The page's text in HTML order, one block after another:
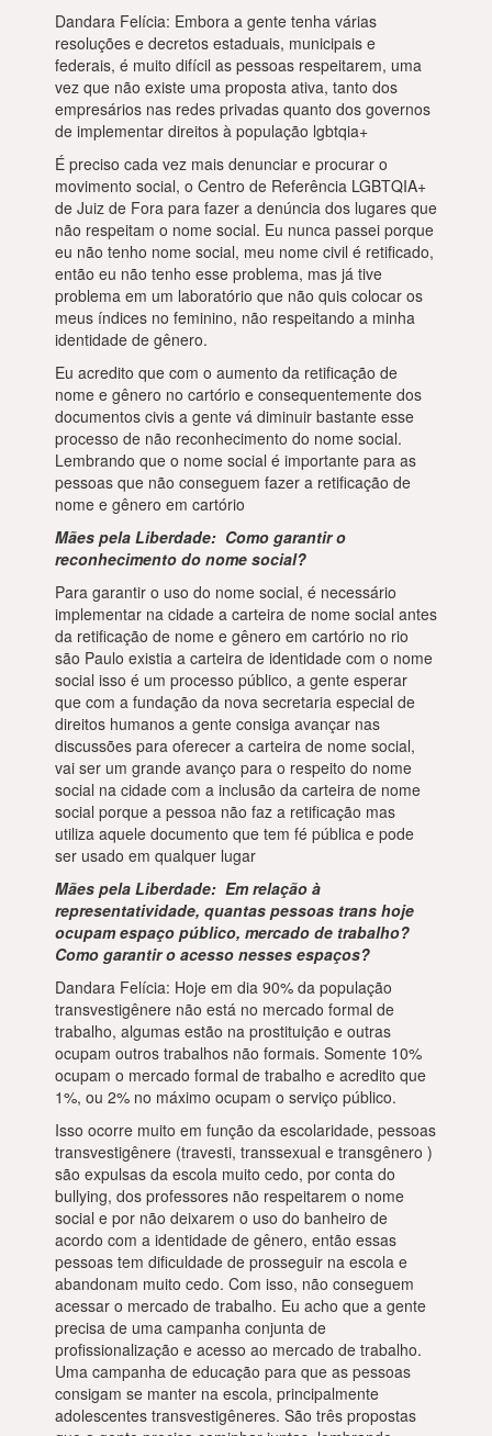
Dandara Felícia: Embora a gente tenha várias
resoluções e decretos estaduais, municipais e
federais, é muito difícil as pessoas respeitarem, uma
vez que não existe uma proposta ativa, tanto dos
empresários nas redes privadas quanto dos governos
de implementar direitos à população lgbtqia+
É preciso cada vez mais denunciar e procurar o
movimento social, o Centro de Referência LGBTQIA+
de Juiz de Fora para fazer a denúncia dos lugares que
não respeitam o nome social. Eu nunca passei porque
eu não tenho nome social, meu nome civil é retificado,
então eu não tenho esse problema, mas já tive
problema em um laboratório que não quis colocar os
meus índices no feminino, não respeitando a minha
identidade de gênero.
Eu acredito que com o aumento da retificação de
nome e gênero no cartório e consequentemente dos
documentos civis a gente vá diminuir bastante esse
processo de não reconhecimento do nome social.
Lembrando que o nome social é importante para as
pessoas que não conseguem fazer a retificação de
nome e gênero em cartório
Mães pela Liberdade: Como garantir o
reconhecimento do nome social?
Para garantir o uso do nome social, é necessário
implementar na cidade a carteira de nome social antes
da retificação de nome e gênero em cartório no rio
são Paulo existia a carteira de identidade com o nome
social isso é um processo público, a gente esperar
que com a fundação da nova secretaria especial de
direitos humanos a gente consiga avançar nas
discussões para oferecer a carteira de nome social,
vai ser um grande avanço para o respeito do nome
social na cidade com a inclusão da carteira de nome
social porque a pessoa não faz a retificação mas
utiliza aquele documento que tem fé pública e pode
ser usado em qualquer lugar
Mães pela Liberdade: Em relação à
representatividade, quantas pessoas trans hoje
ocupam espaço público, mercado de trabalho?
Como garantir o acesso nesses espaços?
Dandara Felícia: Hoje em dia 90% da população
transvestigênere não está no mercado formal de
trabalho, algumas estão na prostituição e outras
ocupam outros trabalhos não formais. Somente 10%
ocupam o mercado formal de trabalho e acredito que
1%, ou 2% no máximo ocupam o serviço público.
Isso ocorre muito em função da escolaridade, pessoas
transvestigênere (travesti, transsexual e transgênero )
são expulsas da escola muito cedo, por conta do
bullying, dos professores não respeitarem o nome
social e por não deixarem o uso do banheiro de
acordo com a identidade de gênero, então essas
pessoas tem dificuldade de prosseguir na escola e
abandonam muito cedo. Com isso, não conseguem
acessar o mercado de trabalho. Eu acho que a gente
precisa de uma campanha conjunta de
profissionalização e acesso ao mercado de trabalho.
Uma campanha de educação para que as pessoas
consigam se manter na escola, principalmente
adolescentes transvestigêneres. São três propostas